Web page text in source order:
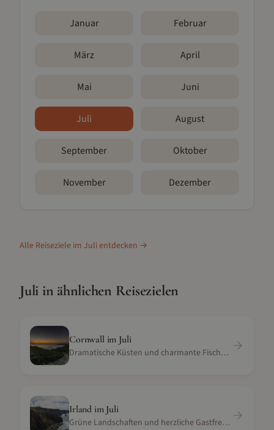
Januar Februar
März April
Mai Juni
Juli August
September Oktober
November Dezember
Alle Reiseziele im Julientdecken →
Juli in ähnlichen Reisezielen
Cornwall im Juli
Dramatische Küsten und charmante Fischerdörfer
Irland im Juli
Grüne Landschaften und herzliche Gastfreundschaft